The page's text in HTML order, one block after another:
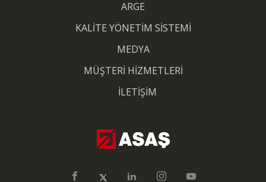
ARGE
KALİTE YÖNETİM SİSTEMİ
MEDYA
MÜŞTERİ HİZMETLERİ
İLETİŞİM